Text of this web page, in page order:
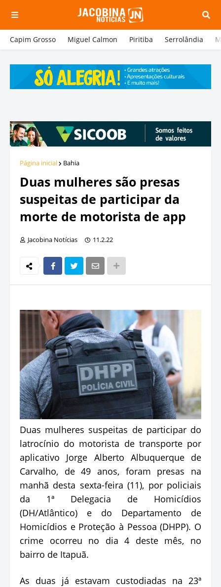
Capim Grosso Miguel Calmon Piritiba Serrolândia
Página inicial Bahia
Duas mulheres são presas
suspeitas de participar da
morte de motorista de app
Jacobina Notícias 11.2.22
Duas mulheres suspeitas de participar do
latrocínio do motorista de transporte por
aplicativo Jorge Alberto Albuquerque de
Carvalho, de 49 anos, foram presas na
manhã desta sexta-feira (11), por policiais
da 1ª Delegacia de Homicídios
(DH/Atlântico) e do Departamento de
Homicídios e Proteção à Pessoa (DHPP). O
crime ocorreu no dia 4 deste mês, no
bairro de Itapuã.
As duas já estavam custodiadas na 23ª